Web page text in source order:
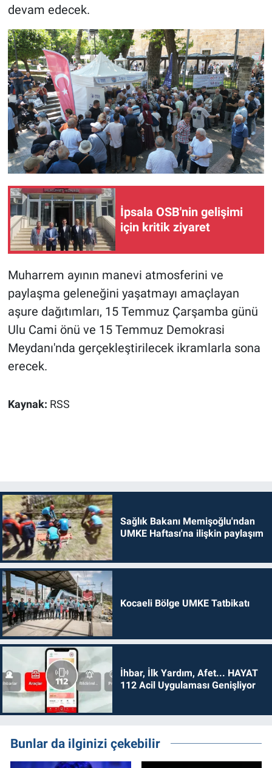
devam edecek.
İpsala OSB'nin gelişimi
için kritik ziyaret
Muharrem ayının manevi atmosferini ve
paylaşma geleneğini yaşatmayı amaçlayan
aşure dağıtımları, 15 Temmuz Çarşamba günü
Ulu Cami önü ve 15 Temmuz Demokrasi
Meydanı'nda gerçekleştirilecek ikramlarla sona
erecek.
Kaynak: RSS
Sağlık Bakanı Memişoğlu'ndan
UMKE Haftası'na ilişkin paylaşım
Kocaeli Bölge UMKE Tatbikatı
İhbar, İlk Yardım, Afet... HAYAT
112 Acil Uygulaması Genişliyor
Bunlar da ilginizi çekebilir